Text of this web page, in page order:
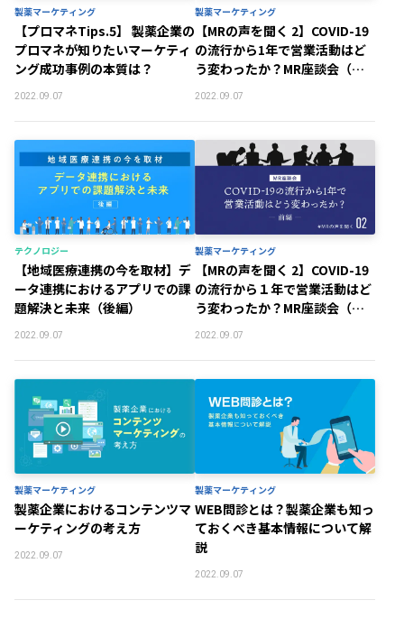
製薬マーケティング
【プロマネTips.5】 製薬企業の
プロマネが知りたいマーケティ
ング成功事例の本質は？
2022.09.07
製薬マーケティング
【MRの声を聞く 2】COVID-19
の流行から1年で営業活動はど
う変わったか？MR座談会（後
編）
2022.09.07
テクノロジー
【地域医療連携の今を取材】デ
ータ連携におけるアプリでの課
題解決と未来（後編）
2022.09.07
製薬マーケティング
【MRの声を聞く 2】COVID-19
の流行から１年で営業活動はど
う変わったか？MR座談会（前
編）
2022.09.07
製薬マーケティング
製薬企業におけるコンテンツマ
ーケティングの考え方
2022.09.07
製薬マーケティング
WEB問診とは？製薬企業も知っ
ておくべき基本情報について解
説
2022.09.07